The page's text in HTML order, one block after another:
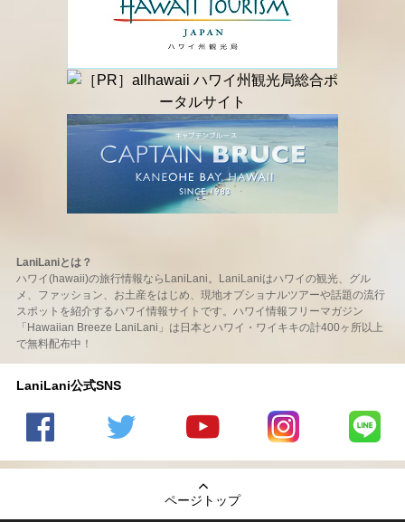
LaniLaniとは？
ハワイ(hawaii)の旅行情報ならLaniLani。LaniLaniはハワイの観光、グル
メ、ファッション、お土産をはじめ、現地オプショナルツアーや話題の流行
スポットを紹介するハワイ情報サイトです。ハワイ情報フリーマガジン
「Hawaiian Breeze LaniLani」は日本とハワイ・ワイキキの計400ヶ所以上
で無料配布中！
LaniLani公式SNS
の
のtwitter
の
Youtube
チャンネ
LaniLani
LaniLani
ページトップ